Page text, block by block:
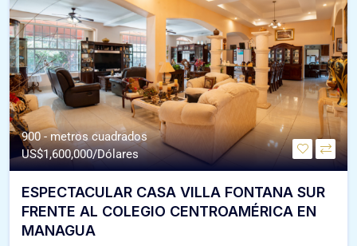
900 - metros cuadrados
US$1,600,000/Dólares
ESPECTACULAR CASA VILLA FONTANA SUR
FRENTE AL COLEGIO CENTROAMÉRICA EN
MANAGUA